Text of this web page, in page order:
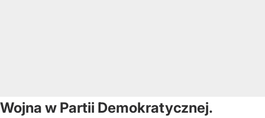
Wojna w Partii Demokratycznej.